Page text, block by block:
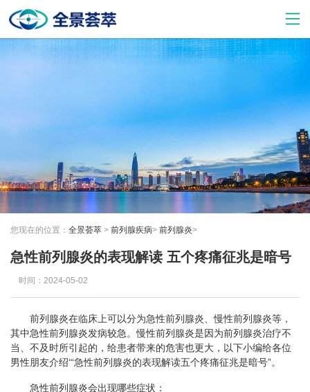
您现在的位置： 全景荟萃 > 前列腺疾病> 前列腺炎>
急性前列腺炎的表现解读 五个疼痛征兆是暗号
时间：2024-05-02
前列腺炎在临床上可以分为急性前列腺炎、慢性前列腺炎等，
其中急性前列腺炎发病较急。慢性前列腺炎是因为前列腺炎治疗不
当、不及时所引起的，给患者带来的危害也更大，以下小编给各位
男性朋友介绍‘“急性前列腺炎的表现解读五个疼痛征兆是暗号”。
急性前列腺炎会出现哪些症状：